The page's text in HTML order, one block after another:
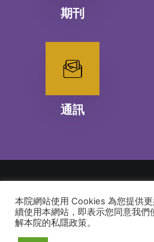
期刊
通訊
© 2026 建道神學院Alliance Bible
本院網站使用 Cookies 為您提供
續使用本網站，即表示您同意我
解本院的私隱政策。